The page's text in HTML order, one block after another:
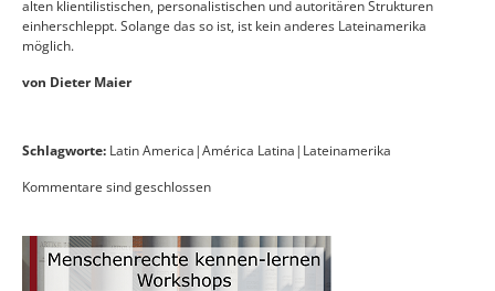
alten klientilistischen, personalistischen und autoritären Strukturen
einherschleppt. Solange das so ist, ist kein anderes Lateinamerika
möglich.
von Dieter Maier
Schlagworte: Latin America|América Latina|Lateinamerika
Kommentare sind geschlossen